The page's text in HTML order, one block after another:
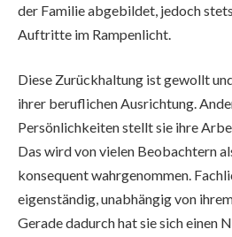
der Familie abgebildet, jedoch
Auftritte im Rampenlicht.
Diese Zurückhaltung ist gewollt
ihrer beruflichen Ausrichtung.
Persönlichkeiten stellt sie ihre
Das wird von vielen Beobachtern
konsequent wahrgenommen.
eigenständig, unabhängig von
Gerade dadurch hat sie sich einen